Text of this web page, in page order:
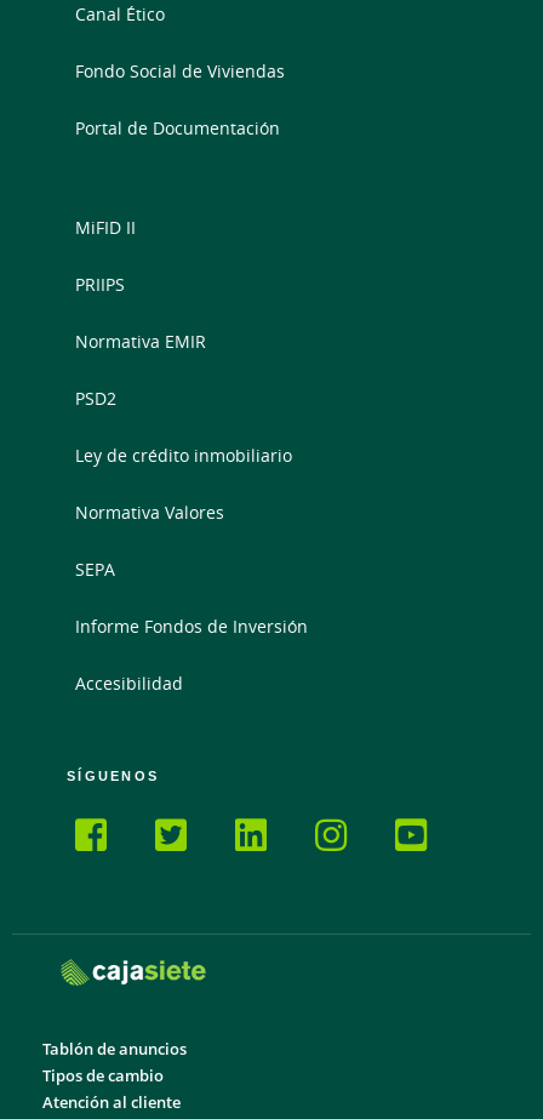
Canal Ético
Fondo Social de Viviendas
Portal de Documentación
MiFID II
PRIIPS
Normativa EMIR
PSD2
Ley de crédito inmobiliario
Normativa Valores
SEPA
Informe Fondos de Inversión
Accesibilidad
SÍGUENOS
Tablón de anuncios
Tipos de cambio
Atención al cliente